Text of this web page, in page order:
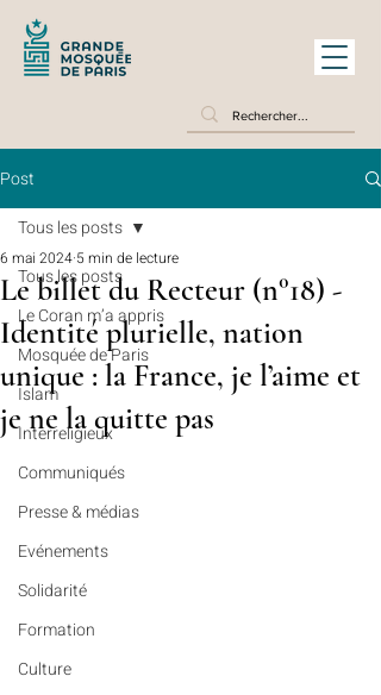
Post
Tous les posts
Le Coran m’a appris
Mosquée de Paris
Islam
Interreligieux
Communiqués
Presse & médias
Evénements
Solidarité
Formation
Culture
Tous les posts
Le billet du Recteur (n°18) -
Identité plurielle, nation
unique : la France, je l’aime et
je ne la quitte pas
6 mai 2024 5 min de lecture